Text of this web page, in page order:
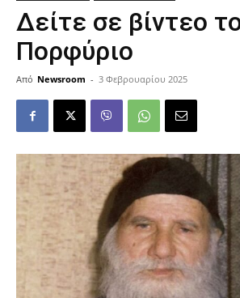
Δείτε σε βίντεο
Πορφύριο
Από Newsroom - 3 Φεβρουαρίου 2025